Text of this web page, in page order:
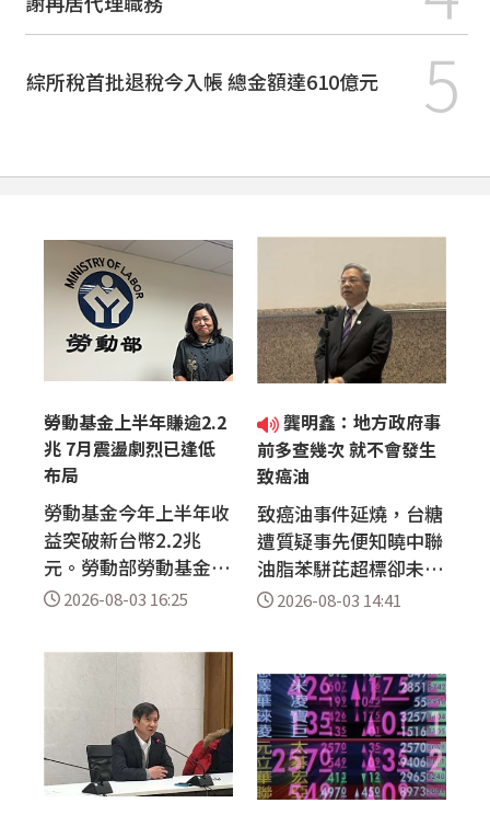
綜所稅首批退稅今入帳 總金額達610億元 5
勞動基金上半年賺逾2.2
兆 7月震盪劇烈已逢低
布局
勞動基金今年上半年收
益突破新台幣2.2兆
元。勞動部勞動基金運
用局副局長劉麗茹今天
場震盪劇烈，但勞動基
將以基本面作為投資依
據，將持續採取「逢低
布局、汰弱留強」策
略，追求長期穩健報
2026-08-03 16:25
龔明鑫：地方政府事
前多查幾次 就不會發生
致癌油
致癌油事件延燒，台糖
遭質疑事先便知曉中聯
油脂苯駢芘超標卻未通
報，台中市長盧秀燕也
今天(3日)回應，台糖
事前查驗發現有問題，
並拒收該半成品，封存
在中聯廠區，台糖並無
通報義務，且這也顯示
2026-08-03 14:41